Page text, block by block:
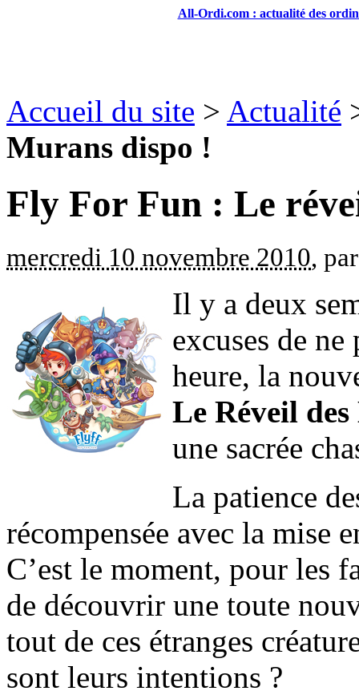
All-Ordi.com : actualité des
Accueil du site > Actualité
Murans dispo !
Fly For Fun : Le
mercredi 10 novembre 2010,
Il y a deux
excuses de
heure, la
Le Réveil
une sacrée
La patience
récompensée avec la mise
C’est le moment, pour les
de découvrir une toute
tout de ces étranges
sont leurs intentions ?